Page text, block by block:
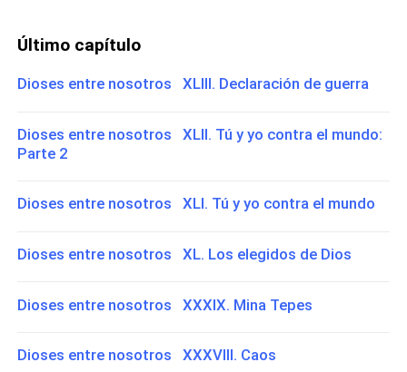
Último capítulo
Dioses entre nosotros XLIII. Declaración de guerra
Dioses entre nosotros XLII. Tú y yo contra el mundo:
Parte 2
Dioses entre nosotros XLI. Tú y yo contra el mundo
Dioses entre nosotros XL. Los elegidos de Dios
Dioses entre nosotros XXXIX. Mina Tepes
Dioses entre nosotros XXXVIII. Caos